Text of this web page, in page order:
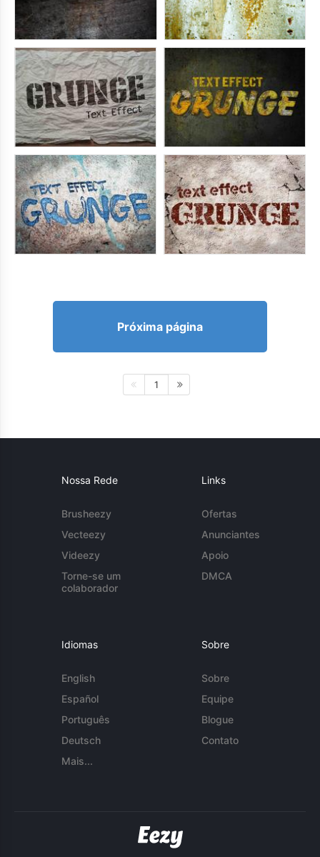
Próxima página
1
Nossa Rede
Brusheezy
Vecteezy
Videezy
Torne-se um
colaborador
Links
Ofertas
Anunciantes
Apoio
DMCA
Idiomas
English
Español
Português
Deutsch
Mais...
Sobre
Sobre
Equipe
Blogue
Contato